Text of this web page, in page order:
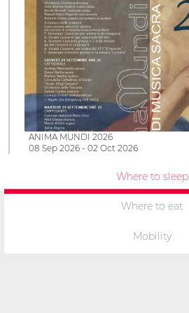
ANIMA MUNDI 2026
08 Sep 2026 - 02 Oct 2026
Where to sleep
Where to eat
Mobility